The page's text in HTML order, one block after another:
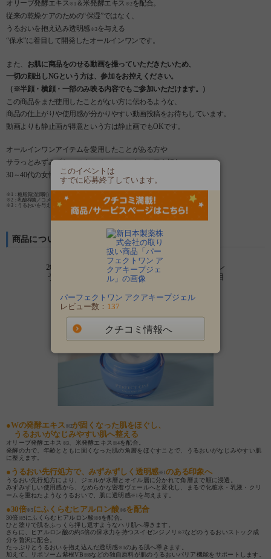
オリーブ発酵エキス ※1 ＆米発酵エキス ※2を配合。
従来の乾燥ケアのための“保湿”ではなく、
うるおいを抱え込み透明感※3を与える
“保水”に着目して開発したオールインワンです。
また、 お肌に商品をのせる動画を撮っていただきたいため、
一切の顔出しNGという方は、参加をお控えください。
（※半顔・横顔・一部のみ映る内容でもご参加いただけます。）
この商品をまだ使用したことがない方に伝わるような、
商品の仕上がりや使用感が分かりやすい動画投稿をお待ちしています。
動画よりも静止画が得意という方は静止画でもOKです。
オールインワンアイテムを愛用したことがある方や
サラっとみずみずしいテクスチャーのスキンケアを好む
30～40代の女性のご参加を特に歓迎しています♪
※1：糖脂質(湿潤剤)
※2：乳酸桿菌／コメ発酵物(湿潤剤)
※3：うるおいを与えることによる
商品について
20年の肌研究から生まれた、新たなオールインワン
うるおいを抱え込み透明感※1 を与える“保水”に着目
●Wの発酵エキス ※2が固くなった肌をほぐし、
うるおいがなじみやすい肌へ整える
オリーブ発酵エキス ※3、米発酵エキス ※4を配合。
発酵の力で、年齢とともに固くなった肌の角層をほぐすことで、うるおいがなじみやすい肌
に整えます。
●うるおい先行処方で、みずみずしく透明感 ※1 のある印象へ
うるおい先行処方により、ジェルが水層とオイル層に分かれて角層まで順に浸透。
みずみずしい使用感から、なめらかな密着ヴェールへと変化し、まるで化粧水・乳液・クリ
ームを重ねたようなうるおいで、肌に透明感※1 を与えます。
●30倍※5にふくらむヒアルロン酸※6を配合
30倍 ※5にふくらむヒアルロン酸 ※6を配合。
ひと塗りで肌をふっくら押し返すようなハリ肌へ導きます。
さらに、ヒアルロン酸の約5倍の保水力を持つスイゼンジノリ ※7などのうるおいストック成
分を贅沢に配合。
たっぷりとうるおいを抱え込んだ透明感※1 のある肌へ導きます。
加えて、リポソーム紫根VB ※8などの独自原料が肌のうるおいバリア機能をサポートします。
このイベントは
すでに応募終了しています。
パーフェクトワン アクアキープジェル
レビュー数： 137
クチコミ情報へ